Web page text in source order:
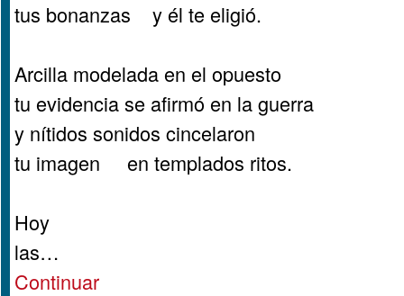
tus bonanzas y él te eligió.
Arcilla modelada en el opuesto
tu evidencia se afirmó en la guerra
y nítidos sonidos cincelaron
tu imagen en templados ritos.
Hoy
las…
Continuar